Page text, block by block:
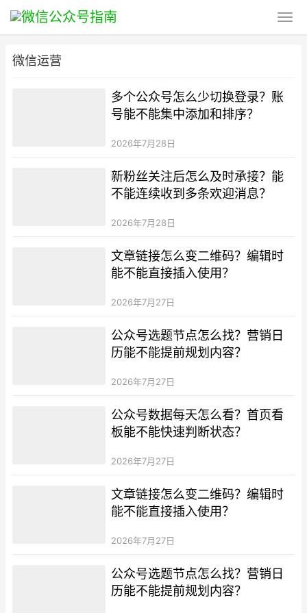
微信运营
多个公众号怎么少切换登录？账
号能不能集中添加和排序？
2026年7月28日
新粉丝关注后怎么及时承接？能
不能连续收到多条欢迎消息？
2026年7月28日
文章链接怎么变二维码？编辑时
能不能直接插入使用？
2026年7月27日
公众号选题节点怎么找？营销日
历能不能提前规划内容？
2026年7月27日
公众号数据每天怎么看？首页看
板能不能快速判断状态？
2026年7月27日
文章链接怎么变二维码？编辑时
能不能直接插入使用？
2026年7月27日
公众号选题节点怎么找？营销日
历能不能提前规划内容？